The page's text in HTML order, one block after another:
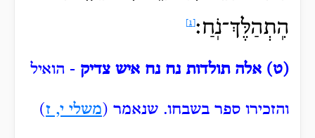
הִֽתְהַלֶּךְ־נֹֽחַ׃
(ט) אלה תולדות נח נח איש צדיק - הואיל
והזכירו ספר בשבחו. שנאמר (משלי י, ז)